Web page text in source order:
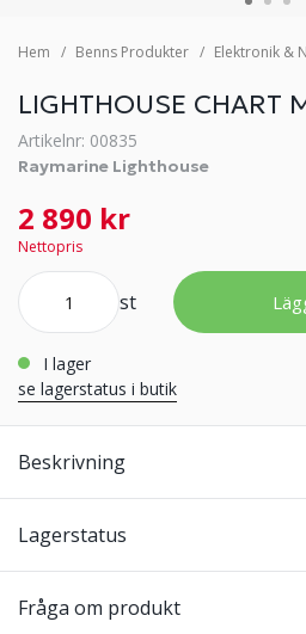
Hem Benns Produkter Elektronik &
LIGHTHOUSE CHART
Artikelnr: 00835
Raymarine Lighthouse
2 890 kr
Nettopris
st
i lager
se lagerstatus i butik
Beskrivning
Lagerstatus
Fråga om produkt